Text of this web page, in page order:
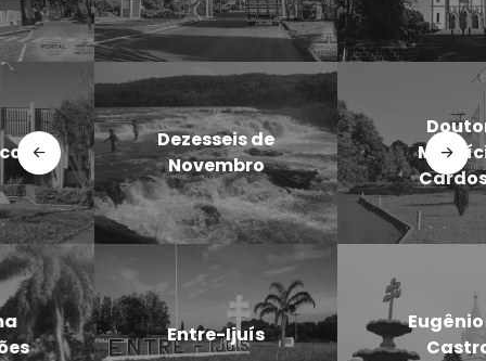
Dezesseis de
Novembro
Doutor
Maurício
Cardoso
Entre-Ijuís
Eugênio de
Castro